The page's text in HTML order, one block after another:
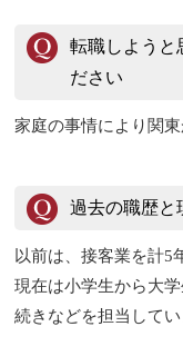
転職しようと
ださい
家庭の事情により関
過去の職歴と
以前は、接客業を計5
現在は小学生から大
続きなどを担当してい